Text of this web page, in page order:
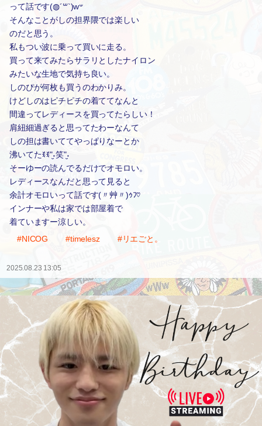
って話です(◍´꒳`)w‪𐤔
そんなことがしの担界隈では楽しい
のだと思う。
私もつい波に乗って買いに走る。
買って来てみたらサラリとしたナイロン
みたいな生地で気持ち良い。
しのぴが何枚も買うのわかりみ。
けどしのはピチピチの着ててなんと
間違ってレディースを買ってたらしい！
肩紐細過ぎると思ってたわーなんて
しの担は書いててやっぱりなーとか
沸いてたꉂꉂ"̮˖笑"̮˖
そーゆーの読んでるだけでオモロい。
レディースなんだと思って見ると
余計オモロいって話です(〃艸〃)ｩﾌ♡
インナーや私は家では部屋着で
着ていますー涼しい。
#NICOG
#timelesz #リエごと。
2025.08.23 13:05